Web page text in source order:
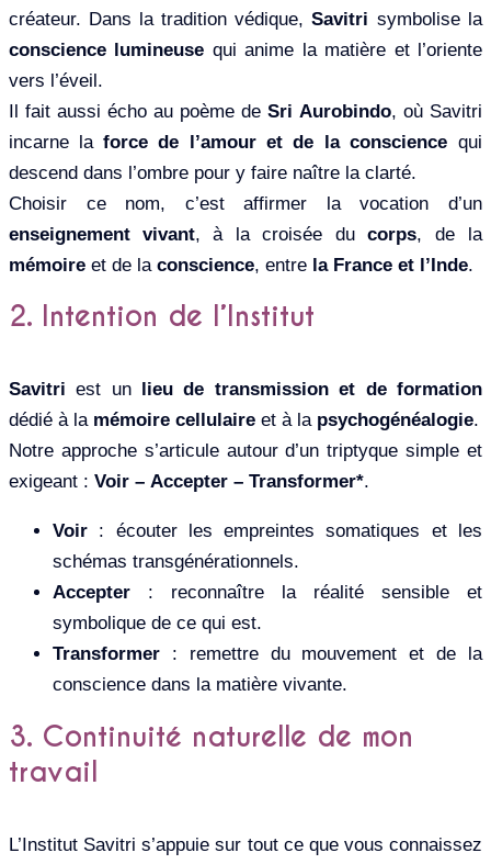
créateur. Dans la tradition védique, Savitri symbolise la
conscience lumineuse qui anime la matière et l’oriente
vers l’éveil.
Il fait aussi écho au poème de Sri Aurobindo, où Savitri
incarne la force de l’amour et de la conscience qui
descend dans l’ombre pour y faire naître la clarté.
Choisir ce nom, c’est affirmer la vocation d’un
enseignement vivant, à la croisée du corps, de la
mémoire et de la conscience, entre la France et l’Inde.
2. Intention de l’Institut
Savitri est un lieu de transmission et de formation
dédié à la mémoire cellulaire et à la psychogénéalogie.
Notre approche s’articule autour d’un triptyque simple et
exigeant : Voir – Accepter – Transformer*.
Voir : écouter les empreintes somatiques et les
schémas transgénérationnels.
Accepter : reconnaître la réalité sensible et
symbolique de ce qui est.
Transformer : remettre du mouvement et de la
conscience dans la matière vivante.
3. Continuité naturelle de mon
travail
L’Institut Savitri s’appuie sur tout ce que vous connaissez